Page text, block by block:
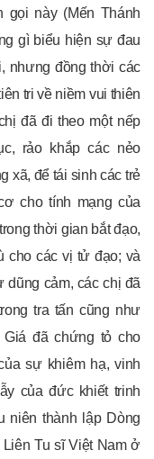
gọi này (Mến Thánh
gì biểu hiện sự đau
nhưng đồng thời các
tri về niềm vui thiên
đã đi theo một nếp
rảo khắp các nẻo
xã, để tái sinh các trẻ
cho tính mạng của
thời gian bắt đạo,
cho các vị tử đạo; và
cảm, các chị đã
tra tấn cũng như
đã chứng tỏ cho
sự khiêm hạ, vinh
của đức khiết trinh
niên thành lập Dòng
Tu sĩ Việt Nam ở